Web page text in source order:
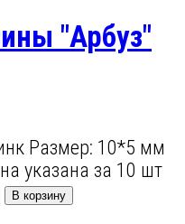
"Арбуз"
Размер: 10*5 мм
указана за 10 шт